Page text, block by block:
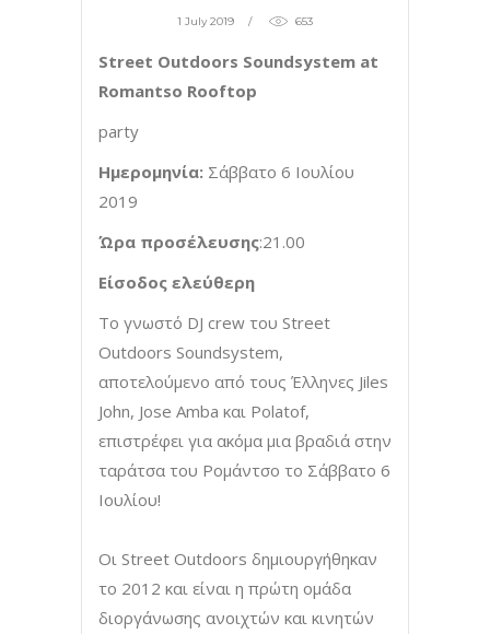
1 July 2019 653
Street Outdoors Soundsystem at
Romantso Rooftop
party
Ημερομηνία: Σάββατο 6 Ιουλίου
2019
Ώρα προσέλευσης:21.00
Είσοδος ελεύθερη
Το γνωστό DJ crew του Street
Outdoors Soundsystem,
αποτελούμενο από τους Έλληνες Jiles
John, Jose Amba και Polatof,
επιστρέφει για ακόμα μια βραδιά στην
ταράτσα του Ρομάντσο το Σάββατο 6
Ιουλίου!
Οι Street Outdoors δημιουργήθηκαν
το 2012 και είναι η πρώτη ομάδα
διοργάνωσης ανοιχτών και κινητών